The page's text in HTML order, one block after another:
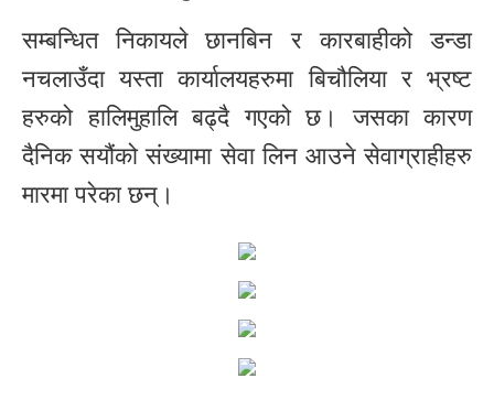
सम्बन्धित निकायले छानबिन र कारबाहीको डन्डा
नचलाउँदा यस्ता कार्यालयहरुमा बिचौलिया र भ्रष्ट
हरुको हालिमुहालि बढ्दै गएको छ। जसका कारण
दैनिक सयौंको संख्यामा सेवा लिन आउने सेवाग्राहीहरु
मारमा परेका छन्।